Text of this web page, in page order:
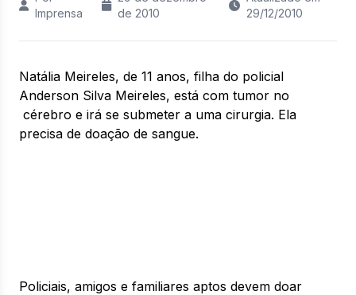
Imprensa
de 2010
29/12/2010
Natália Meireles, de 11 anos, filha do policial
Anderson Silva Meireles, está com tumor no
cérebro e irá se submeter a uma cirurgia. Ela
precisa de doação de sangue.
Policiais, amigos e familiares aptos devem doar